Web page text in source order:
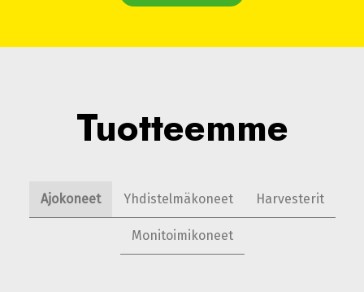
Tuotteemme
Ajokoneet Yhdistelmäkoneet Harvesterit
Monitoimikoneet